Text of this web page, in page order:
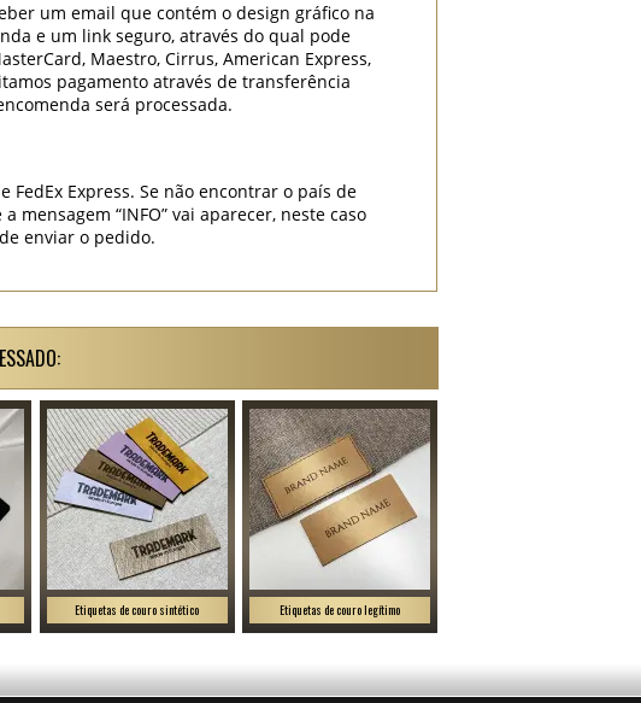
um email que contém o design gráfico na
e um link seguro, através do qual pode
Maestro, Cirrus, American Express,
pagamento através de transferência
será processada.
Express. Se não encontrar o país de
a mensagem “INFO” vai aparecer, neste caso
enviar o pedido.
Etiquetas de couro sintético Etiquetas de couro legítimo